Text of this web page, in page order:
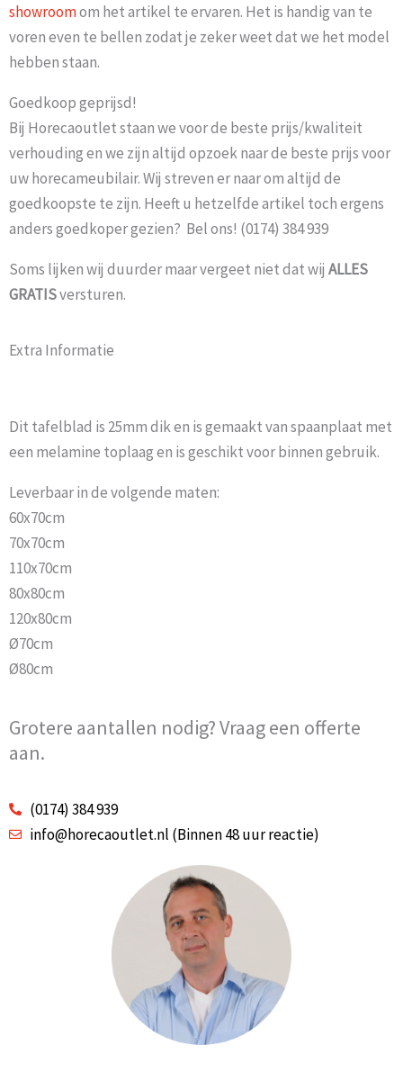
showroomom het artikel te ervaren. Het is handig van te
voren even te bellen zodat je zeker weet dat we het model
hebben staan.
Goedkoop geprijsd!
Bij Horecaoutlet staan we voor de beste prijs/kwaliteit
verhouding en we zijn altijd opzoek naar de beste prijs voor
uw horecameubilair. Wij streven er naar om altijd de
goedkoopste te zijn. Heeft u hetzelfde artikel toch ergens
anders goedkoper gezien? Bel ons! (0174) 384 939
Soms lijken wij duurder maar vergeet niet dat wij ALLES
GRATISversturen.
Extra Informatie
Dit tafelblad is 25mm dik en is gemaakt van spaanplaat met
een melamine toplaag en is geschikt voor binnen gebruik.
Leverbaar in de volgende maten:
60x70cm
70x70cm
110x70cm
80x80cm
120x80cm
Ø70cm
Ø80cm
Grotere aantallen nodig? Vraag een offerte
aan.
(0174) 384 939
info@horecaoutlet.nl (Binnen 48 uur reactie)